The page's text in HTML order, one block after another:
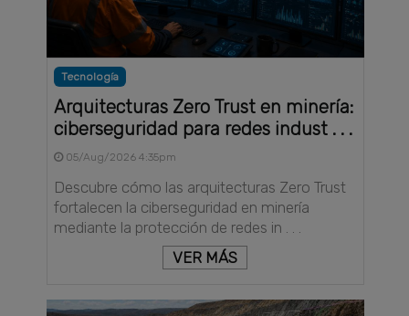
Tecnología
Arquitecturas Zero Trust en minería:
ciberseguridad para redes indust . . .
05/Aug/2026 4:35pm
Descubre cómo las arquitecturas Zero Trust
fortalecen la ciberseguridad en minería
mediante la protección de redes in . . .
VER MÁS